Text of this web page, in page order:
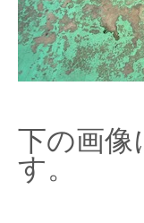
下の画像
す。